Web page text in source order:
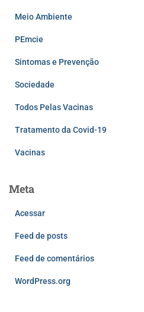
Meio Ambiente
PEmcie
Sintomas e Prevenção
Sociedade
Todos Pelas Vacinas
Tratamento da Covid-19
Vacinas
Meta
Acessar
Feed de posts
Feed de comentários
WordPress.org